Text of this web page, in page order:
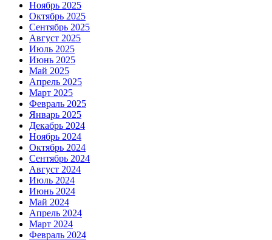
Ноябрь 2025
Октябрь 2025
Сентябрь 2025
Август 2025
Июль 2025
Июнь 2025
Май 2025
Апрель 2025
Март 2025
Февраль 2025
Январь 2025
Декабрь 2024
Ноябрь 2024
Октябрь 2024
Сентябрь 2024
Август 2024
Июль 2024
Июнь 2024
Май 2024
Апрель 2024
Март 2024
Февраль 2024